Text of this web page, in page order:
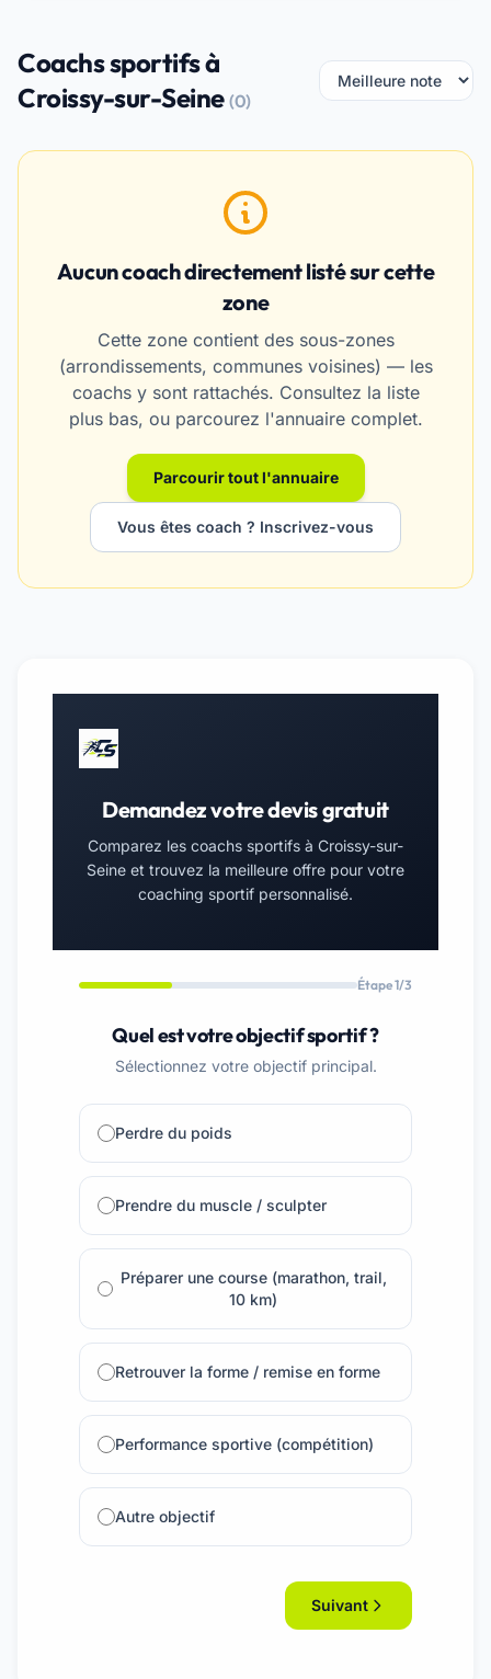
Coachs sportifs à
Croissy-sur-Seine(0)
Aucun coach directement listé sur cette
zone
Cette zone contient des sous-zones
(arrondissements, communes voisines) — les
coachs y sont rattachés. Consultez la liste
plus bas, ou parcourez l'annuaire complet.
Parcourir tout l'annuaire
Vous êtes coach ? Inscrivez-vous
Demandez votre devis gratuit
Comparez les coachs sportifs à Croissy-sur-
Seine et trouvez la meilleure offre pour votre
coaching sportif personnalisé.
Étape 1/3
Quel est votre objectif sportif ?
Sélectionnez votre objectif principal.
Perdre du poids
Prendre du muscle / sculpter
Préparer une course (marathon, trail,
10 km)
Retrouver la forme / remise en forme
Performance sportive (compétition)
Autre objectif
Suivant